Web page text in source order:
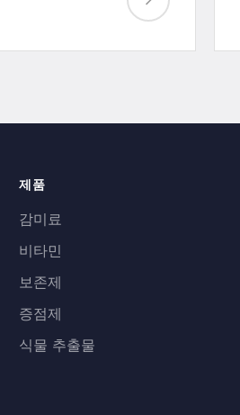
제품
감미료
비타민
보존제
증점제
식물 추출물